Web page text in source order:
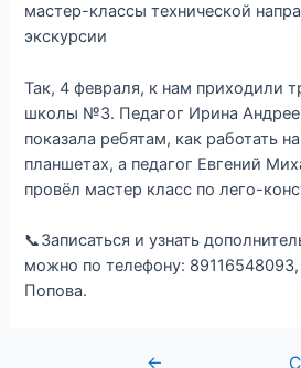
мастер-классы технической
экскурсии
Так, 4 февраля, к нам приходили
школы №3. Педагог Ирина
показала ребятам, как работать
планшетах, а педагог Евгений
провёл мастер класс по лего-
📞Записаться и узнать
можно по телефону:
Попова.
←